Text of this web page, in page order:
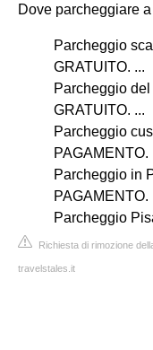
Dove parcheggiare
Parcheggio
GRATUITO. ...
Parcheggio
GRATUITO. ...
Parcheggio
PAGAMENTO.
Parcheggio in
PAGAMENTO.
Parcheggio
Richiesta di rimozione
travelstales.it